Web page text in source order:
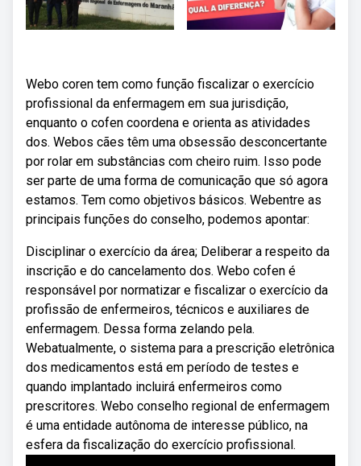
Webo coren tem como função fiscalizar o exercício
profissional da enfermagem em sua jurisdição,
enquanto o cofen coordena e orienta as atividades
dos. Webos cães têm uma obsessão desconcertante
por rolar em substâncias com cheiro ruim. Isso pode
ser parte de uma forma de comunicação que só agora
estamos. Tem como objetivos básicos. Webentre as
principais funções do conselho, podemos apontar:
Disciplinar o exercício da área; Deliberar a respeito da
inscrição e do cancelamento dos. Webo cofen é
responsável por normatizar e fiscalizar o exercício da
profissão de enfermeiros, técnicos e auxiliares de
enfermagem. Dessa forma zelando pela.
Webatualmente, o sistema para a prescrição eletrônica
dos medicamentos está em período de testes e
quando implantado incluirá enfermeiros como
prescritores. Webo conselho regional de enfermagem
é uma entidade autônoma de interesse público, na
esfera da fiscalização do exercício profissional.